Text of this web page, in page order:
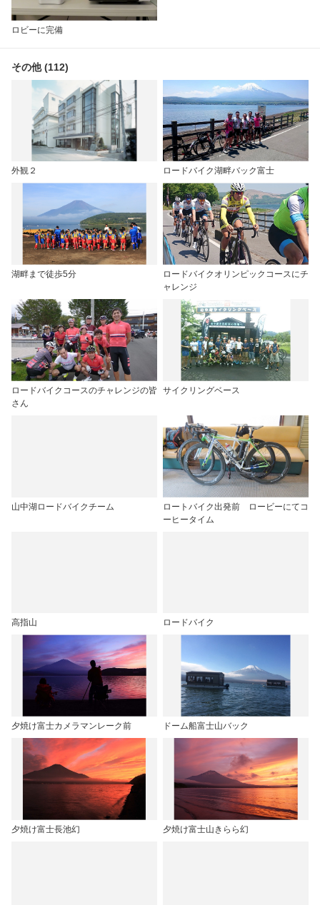
ロビーに完備
その他 (112)
外観２ ロードバイク湖畔バック富士
湖畔まで徒歩5分
ロードバイクオリンピックコースにチ
ャレンジ
ロードバイクコースのチャレンジの皆
さん
サイクリングベース
山中湖ロードバイクチーム
ロートバイク出発前 ロービーにてコ
ーヒータイム
高指山 ロードバイク
夕焼け富士カメラマンレーク前 ドーム船富士山バック
夕焼け富士長池幻 夕焼け富士山きらら幻